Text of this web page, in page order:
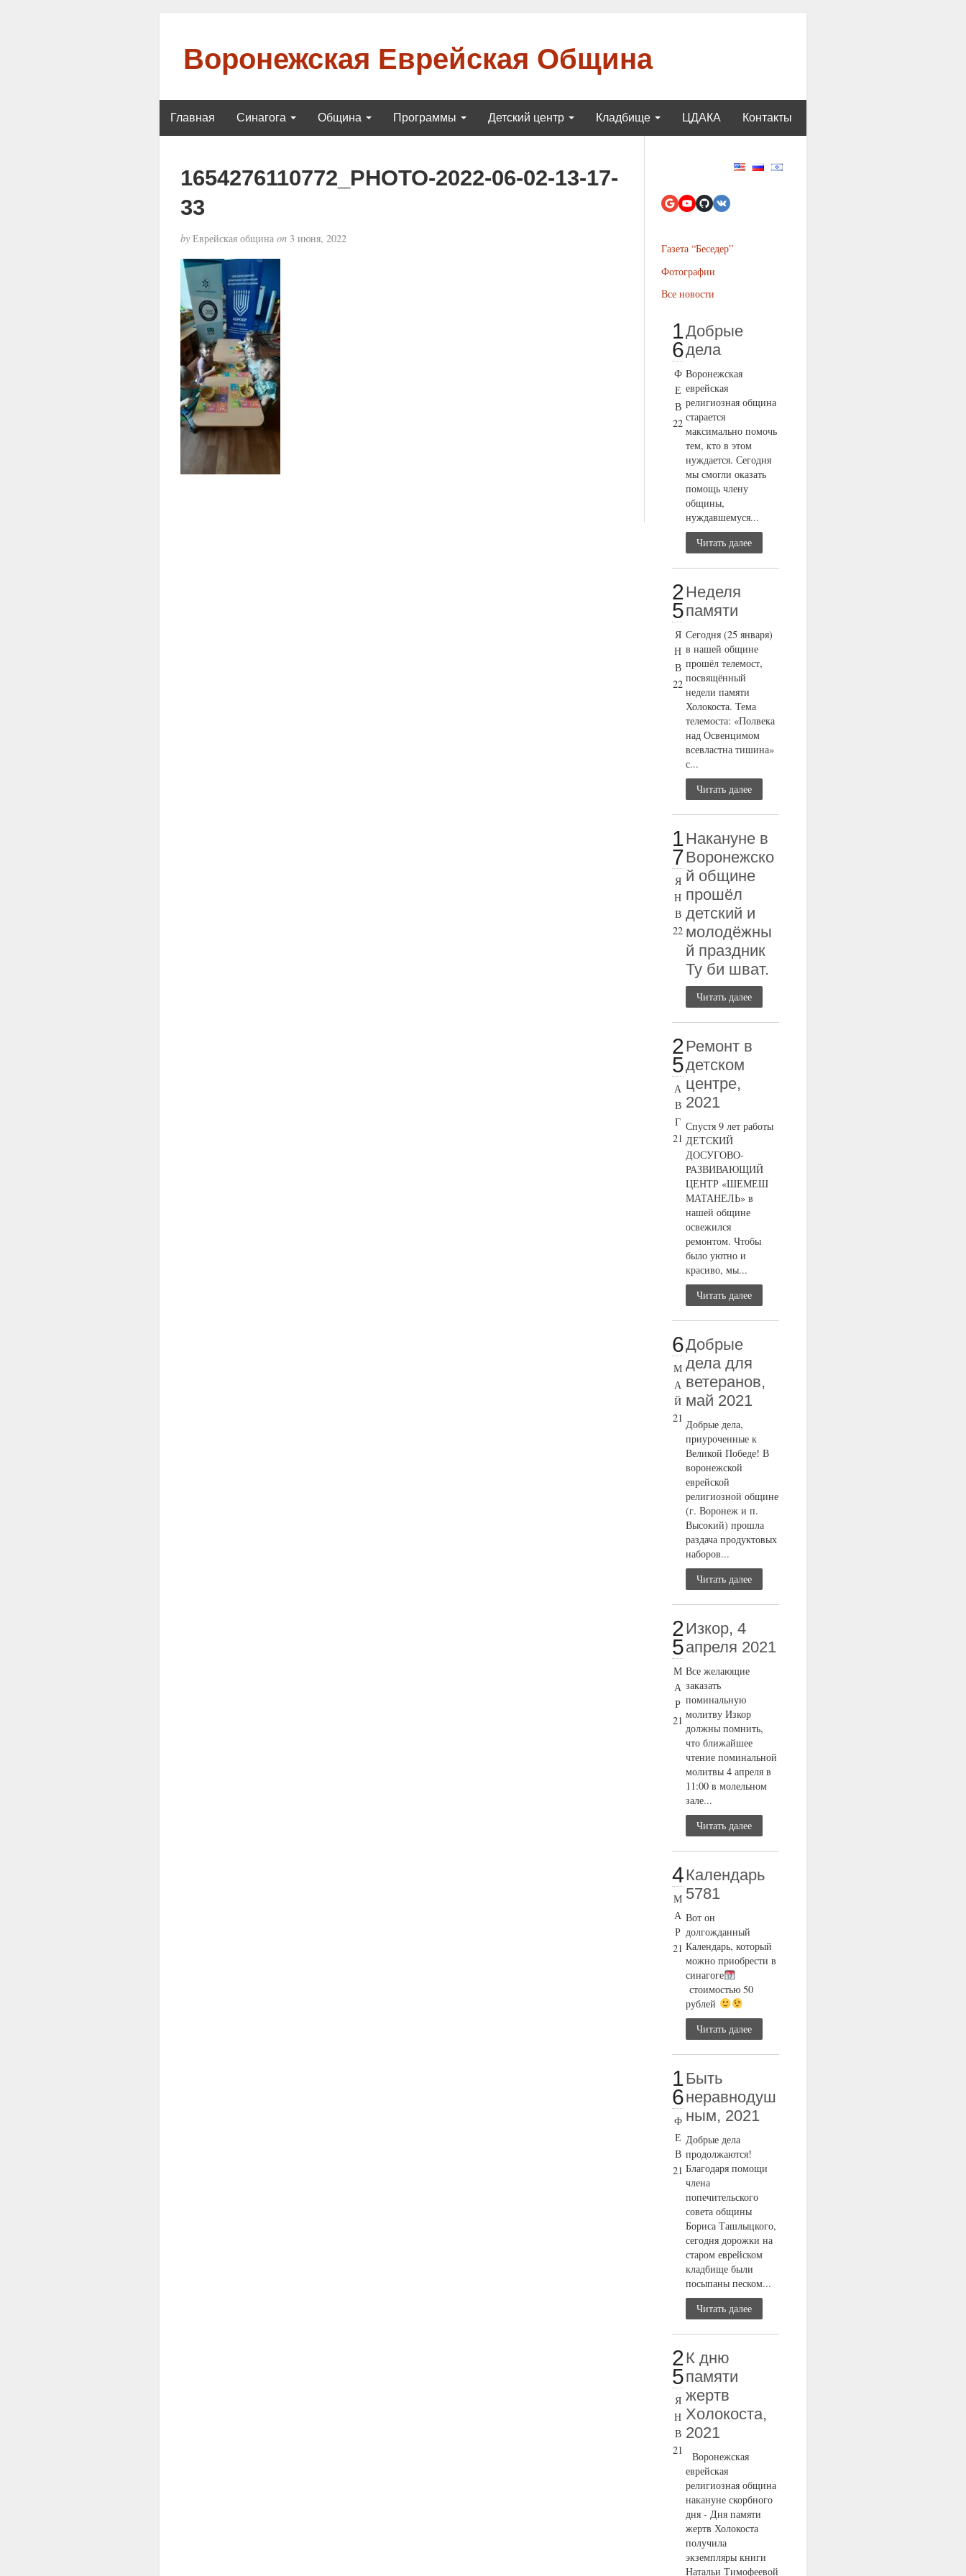
Воронежская Еврейская Община
Главная Синагога Община Программы Детский центр Кладбище ЦДАКА Контакты
1654276110772_PHOTO-2022-06-02-13-17-
33
byЕврейская община on3 июня, 2022
Газета “Беседер”
Фотографии
Все новости
1
6
Ф
Е
В
22
Добрые
дела
Воронежская
еврейская
религиозная община
старается
максимально помочь
тем, кто в этом
нуждается. Сегодня
мы смогли оказать
помощь члену
общины,
нуждавшемуся...
Читать далее
2
5
Я
Н
В
22
Неделя
памяти
Сегодня (25 января)
в нашей общине
прошёл телемост,
посвящённый
недели памяти
Холокоста. Тема
телемоста: «Полвека
над Освенцимом
всевластна тишина»
с...
Читать далее
1
7
Я
Н
В
22
Накануне в
Воронежско
й общине
прошёл
детский и
молодёжны
й праздник
Ту би шват.
Читать далее
2
5
А
В
Г
21
Ремонт в
детском
центре,
2021
Спустя 9 лет работы
ДЕТСКИЙ
ДОСУГОВО-
РАЗВИВАЮЩИЙ
ЦЕНТР «ШЕМЕШ
МАТАНЕЛЬ» в
нашей общине
освежился
ремонтом. Чтобы
было уютно и
красиво, мы...
Читать далее
6
М
А
Й
21
Добрые
дела для
ветеранов,
май 2021
Добрые дела,
приуроченные к
Великой Победе! В
воронежской
еврейской
религиозной общине
(г. Воронеж и п.
Высокий) прошла
раздача продуктовых
наборов...
Читать далее
2
5
М
А
Р
21
Изкор, 4
апреля 2021
Все желающие
заказать
поминальную
молитву Изкор
должны помнить,
что ближайшее
чтение поминальной
молитвы 4 апреля в
11:00 в молельном
зале...
Читать далее
4
М
А
Р
21
Календарь
5781
Вот он
долгожданный
Календарь, который
можно приобрести в
синагоге
стоимостью 50
рублей
Читать далее
1
6
Ф
Е
В
21
Быть
неравнодуш
ным, 2021
Добрые дела
продолжаются!
Благодаря помощи
члена
попечительского
совета общины
Бориса Ташлыцкого,
сегодня дорожки на
старом еврейском
кладбище были
посыпаны песком...
Читать далее
2
5
Я
Н
В
21
К дню
памяти
жертв
Холокоста,
2021
Воронежская
еврейская
религиозная община
накануне скорбного
дня - Дня памяти
жертв Холокоста
получила
экземпляры книги
Натальи Тимофеевой